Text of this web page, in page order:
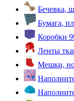
Бечевка,
Бумага,
Коробки
Ленты
Мешки,